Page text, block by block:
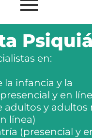
en:
la infancia y la
y en
adultos y adultos
línea)
(presencial y